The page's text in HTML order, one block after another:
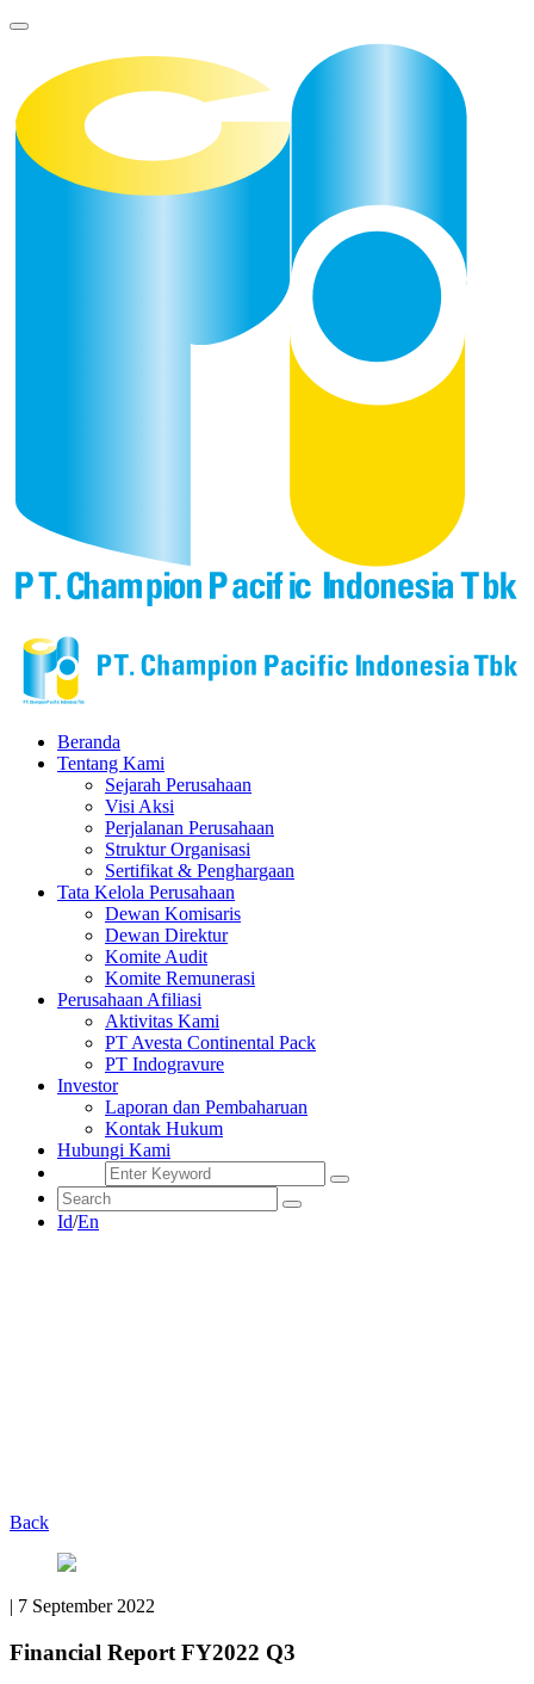
Beranda
Tentang Kami
Sejarah Perusahaan
Visi Aksi
Perjalanan Perusahaan
Struktur Organisasi
Sertifikat & Penghargaan
Tata Kelola Perusahaan
Dewan Komisaris
Dewan Direktur
Komite Audit
Komite Remunerasi
Perusahaan Afiliasi
Aktivitas Kami
PT Avesta Continental Pack
PT Indogravure
Investor
Laporan dan Pembaharuan
Kontak Hukum
Hubungi Kami
Id/En
Back
| 7 September 2022
Financial Report FY2022 Q3